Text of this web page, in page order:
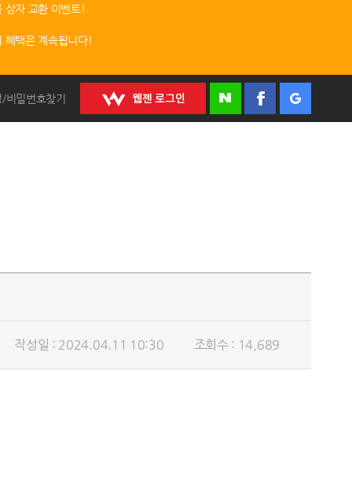
상자 교환 이벤트!
혜택은 계속됩니다!
비밀번호찾기
작성일 : 2024.04.11 10:30 조회수 : 14,689